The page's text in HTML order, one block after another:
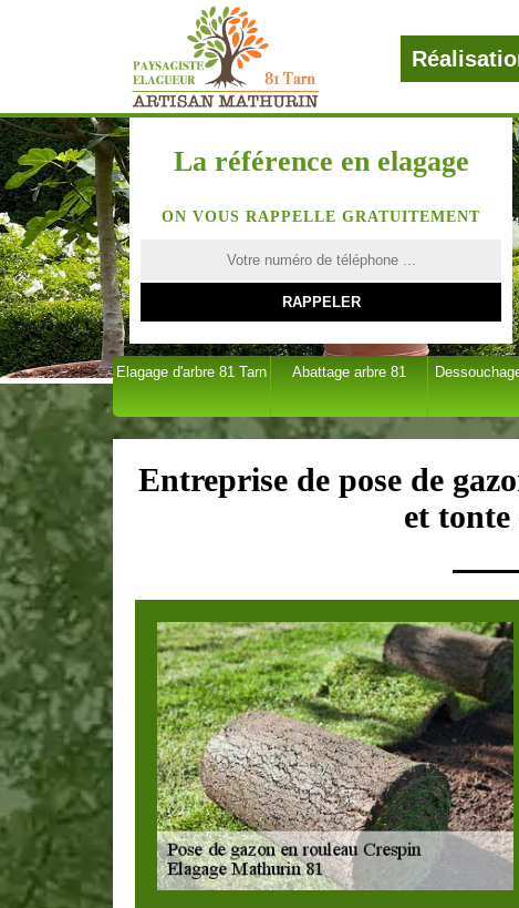
La référence en elagage
ON VOUS RAPPELLE GRATUITEMENT
Elagage d'arbre 81 Tarn Abattage arbre 81
Entreprise de pose de
et tonte